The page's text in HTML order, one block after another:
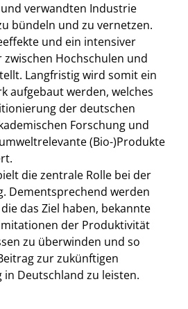
verwandten Industrie
bündeln und zu vernetzen.
und ein intensiver
zwischen Hochschulen und
Langfristig wird somit ein
aufgebaut werden, welches
der deutschen
Forschung und
(Bio-)Produkte
die zentrale Rolle bei der
Dementsprechend werden
das Ziel haben, bekannte
der Produktivität
zu überwinden und so
zur zukünftigen
in Deutschland zu leisten.